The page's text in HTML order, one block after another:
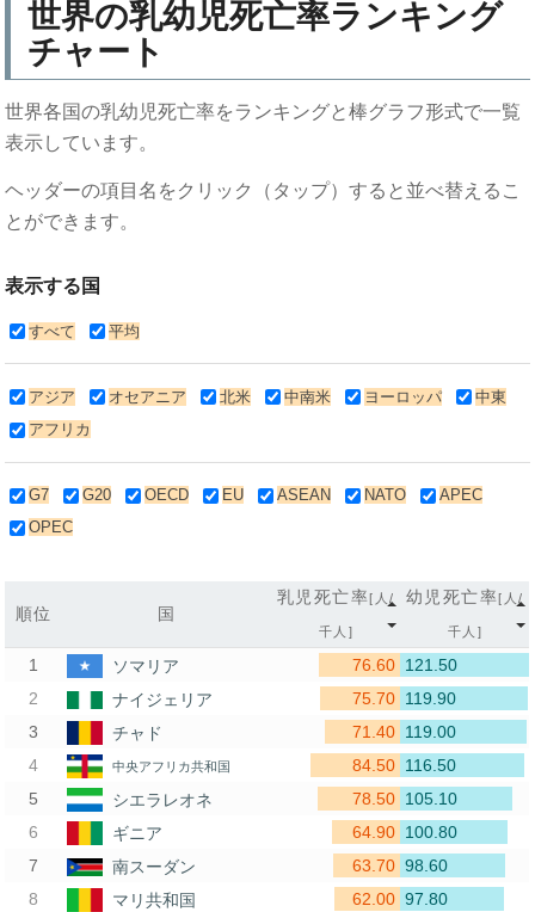
世界の乳幼児死亡率ランキング
チャート
世界各国の乳幼児死亡率をランキングと棒グラフ形式で一覧
表示しています。
ヘッダーの項目名をクリック（タップ）すると並べ替えるこ
とができます。
表示する国
すべて 平均
アジア オセアニア 北米 中南米 ヨーロッパ
中東
アフリカ
G7 G20 OECD EU ASEAN NATO
APEC
OPEC
順位 国
乳児死亡率[人/
千人]
幼児死亡率[人/
千人]
ソマリア 76.60 121.50
ナイジェリア
75.70 119.90
チャド
71.40 119.00
中央アフリカ共和国 84.50 116.50
シエラレオネ
78.50 105.10
ギニア
64.90 100.80
南スーダン
63.70 98.60
マリ共和国
62.00 97.80